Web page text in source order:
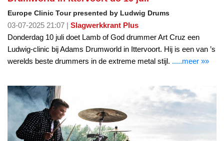
Europe Clinic Tour presented by Ludwig Drums
03-07-2025 21:07 | Slagwerkkrant Plus
Donderdag 10 juli doet Lamb of God drummer Art Cruz een
Ludwig-clinic bij Adams Drumworld in Ittervoort. Hij is een van ’s
werelds beste drummers in de extreme metal stijl. .....meer »»